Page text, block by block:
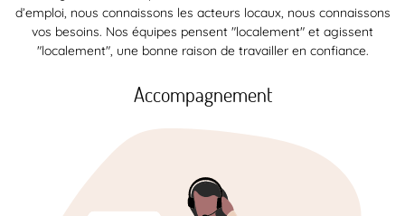
d’emploi, nous connaissons les acteurs locaux, nous connaissons
vos besoins. Nos équipes pensent "localement" et agissent
"localement", une bonne raison de travailler en confiance.
Accompagnement